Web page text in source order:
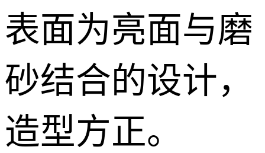
表面为亮面与磨
砂结合的设计，
造型方正。